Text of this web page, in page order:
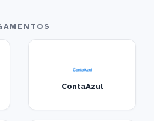
ContaAzul